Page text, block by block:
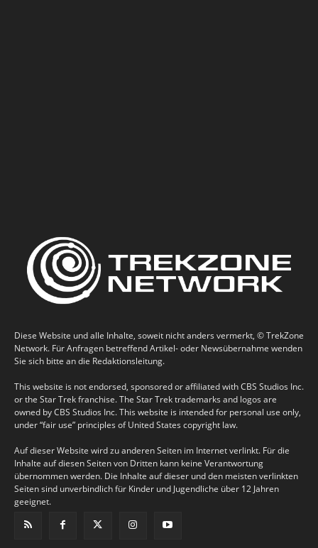
Diese Website und alle Inhalte, soweit nicht anders vermerkt, © TrekZone
Network. Für Anfragen betreffend Artikel- oder Newsübernahme wenden
Sie sich bitte an die Redaktionsleitung.
This website is not endorsed, sponsored or affiliated with CBS Studios Inc.
or the Star Trek franchise. The Star Trek trademarks and logos are
owned by CBS Studios Inc. This website is intended for personal use only,
under “fair use” principles of United States copyright law.
Auf dieser Website wird zu anderen Seiten im Internet verlinkt. Für die
Inhalte auf diesen Seiten von Dritten kann keine Verantwortung
übernommen werden. Die Inhalte auf dieser und den meisten verlinkten
Seiten sind unverbindlich für Kinder und Jugendliche über 12 Jahren
geeignet.